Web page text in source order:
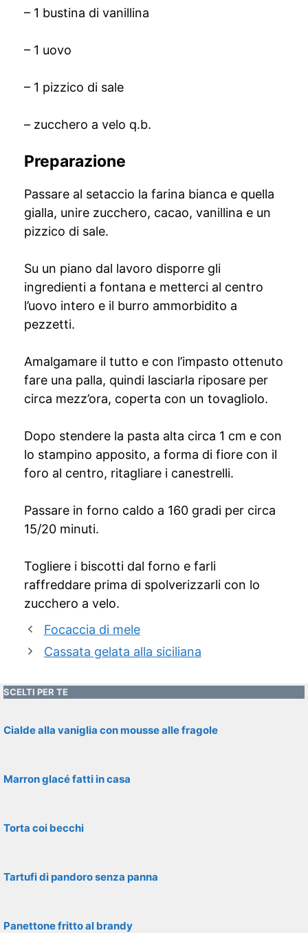
– 1 bustina di vanillina
– 1 uovo
– 1 pizzico di sale
– zucchero a velo q.b.
Preparazione
Passare al setaccio la farina bianca e quella
gialla, unire zucchero, cacao, vanillina e un
pizzico di sale.
Su un piano dal lavoro disporre gli
ingredienti a fontana e metterci al centro
l’uovo intero e il burro ammorbidito a
pezzetti.
Amalgamare il tutto e con l’impasto ottenuto
fare una palla, quindi lasciarla riposare per
circa mezz’ora, coperta con un tovagliolo.
Dopo stendere la pasta alta circa 1 cm e con
lo stampino apposito, a forma di fiore con il
foro al centro, ritagliare i canestrelli.
Passare in forno caldo a 160 gradi per circa
15/20 minuti.
Togliere i biscotti dal forno e farli
raffreddare prima di spolverizzarli con lo
zucchero a velo.
Focaccia di mele
Cassata gelata alla siciliana
SCELTI PER TE
Cialde alla vaniglia con mousse alle fragole
Marron glacé fatti in casa
Torta coi becchi
Tartufi di pandoro senza panna
Panettone fritto al brandy